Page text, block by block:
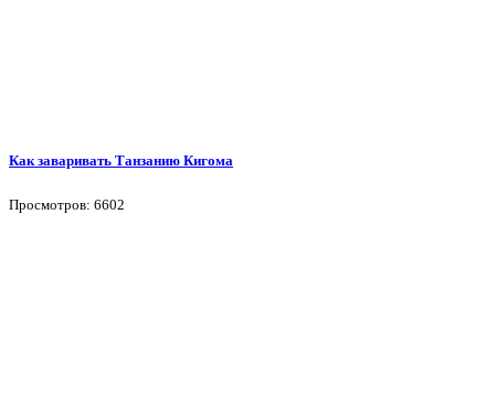
Как заваривать Танзанию Кигома
Просмотров: 6602